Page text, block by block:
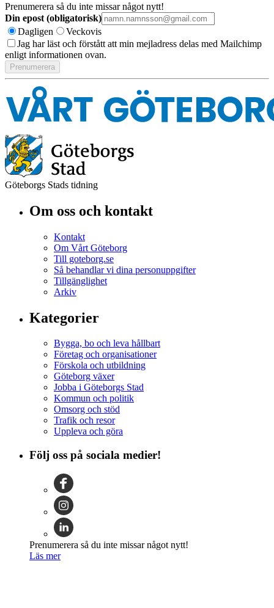
Prenumerera så du inte missar något nytt!
Din epost (obligatorisk)
Dagligen
Veckovis
Jag har läst och förstått att min mejladress delas med Mailchimp
enligt informationen ovan.
Göteborgs Stads tidning
Om oss och kontakt
Kontakt
Om Vårt Göteborg
Till goteborg.se
Så behandlar vi dina personuppgifter
Tillgänglighet
Arkiv
Kategorier
Bygga, bo och leva hållbart
Företag och organisationer
Förskola och utbildning
Göteborg växer
Jobba i Göteborgs Stad
Kommun och politik
Omsorg och stöd
Trafik och resor
Uppleva och göra
Följ oss på sociala medier!
Prenumerera så du inte missar något nytt!
Läs mer